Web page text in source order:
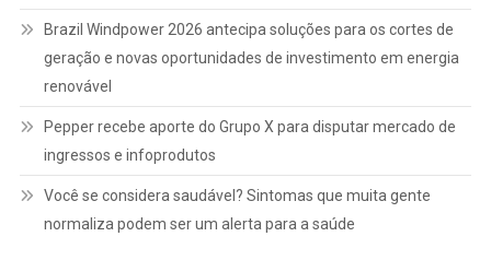
Brazil Windpower 2026 antecipa soluções para os cortes de
geração e novas oportunidades de investimento em energia
renovável
Pepper recebe aporte do Grupo X para disputar mercado de
ingressos e infoprodutos
Você se considera saudável? Sintomas que muita gente
normaliza podem ser um alerta para a saúde